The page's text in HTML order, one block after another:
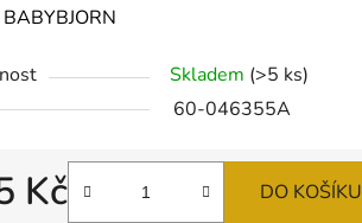
BABYBJORN
Skladem (>5 ks)
60-046355A
Kč DO KOŠÍKU